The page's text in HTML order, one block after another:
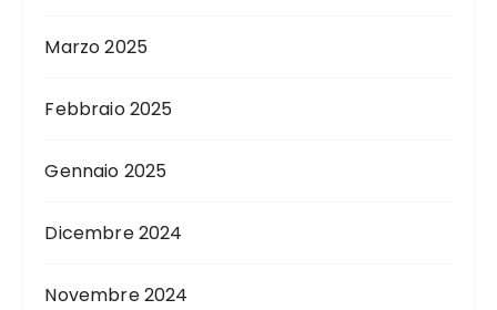
Marzo 2025
Febbraio 2025
Gennaio 2025
Dicembre 2024
Novembre 2024